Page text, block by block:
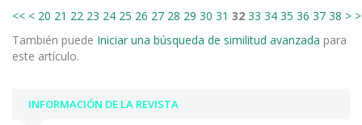
<< < 20 21 22 23 24 25 26 27 28 29 30 31 32 33 34 35 36 37 38 >
También puede Iniciar una búsqueda de similitud avanzada para
este artículo.
INFORMACIÓN DE LA REVISTA